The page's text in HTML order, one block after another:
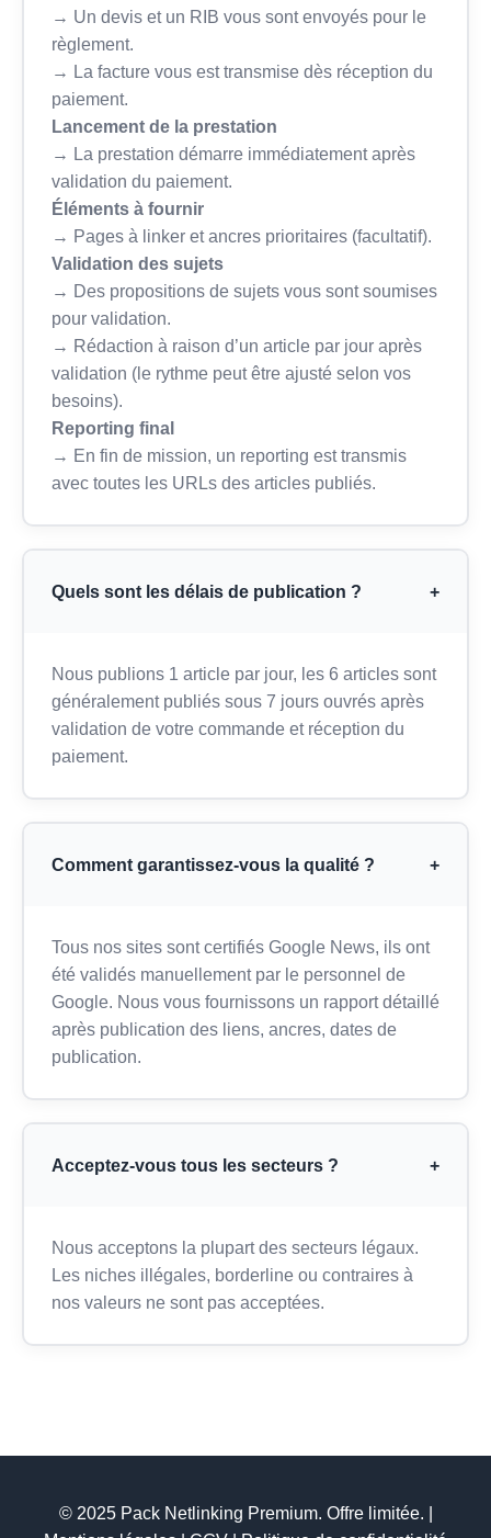
→ Un devis et un RIB vous sont envoyés pour le
règlement.
→ La facture vous est transmise dès réception du
paiement.
Lancement de la prestation
→ La prestation démarre immédiatement après
validation du paiement.
Éléments à fournir
→ Pages à linker et ancres prioritaires (facultatif).
Validation des sujets
→ Des propositions de sujets vous sont soumises
pour validation.
→ Rédaction à raison d’un article par jour après
validation (le rythme peut être ajusté selon vos
besoins).
Reporting final
→ En fin de mission, un reporting est transmis
avec toutes les URLs des articles publiés.
Quels sont les délais de publication ? +
Nous publions 1 article par jour, les 6 articles sont
généralement publiés sous 7 jours ouvrés après
validation de votre commande et réception du
paiement.
Comment garantissez-vous la qualité ? +
Tous nos sites sont certifiés Google News, ils ont
été validés manuellement par le personnel de
Google. Nous vous fournissons un rapport détaillé
après publication des liens, ancres, dates de
publication.
Acceptez-vous tous les secteurs ? +
Nous acceptons la plupart des secteurs légaux.
Les niches illégales, borderline ou contraires à
nos valeurs ne sont pas acceptées.
© 2025 Pack Netlinking Premium. Offre limitée. |